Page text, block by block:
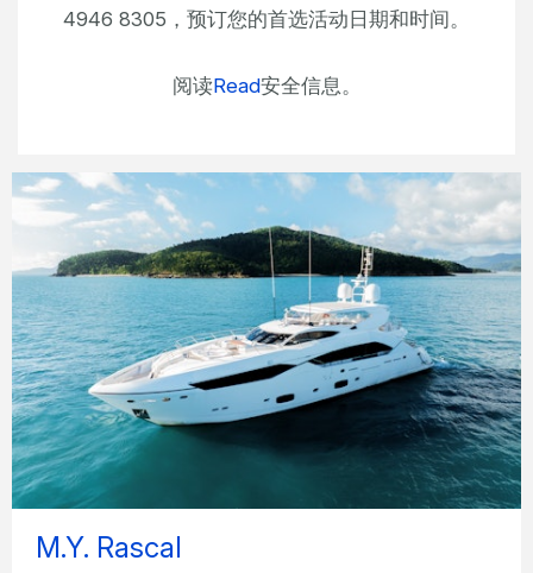
4946 8305，预订您的首选活动日期和时间。
阅读Read安全信息。
M.Y. Rascal